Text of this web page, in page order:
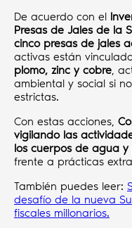
De acuerdo con el
Presas de Jales de la
cinco presas de jales
activas están
plomo, zinc y cobre,
ambiental y social si
estrictas.
Con estas acciones,
vigilando las
los cuerpos de agua
frente a prácticas
También puedes leer:
desafío de la nueva
fiscales millonarios.